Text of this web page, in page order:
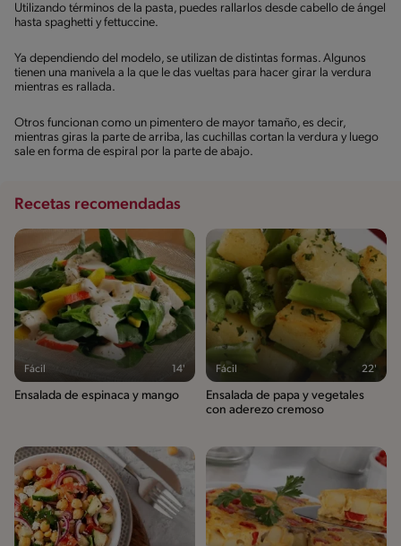
Utilizando términos de la pasta, puedes rallarlos desde cabello de ángel
hasta spaghetti y fettuccine.
Ya dependiendo del modelo, se utilizan de distintas formas. Algunos
tienen una manivela a la que le das vueltas para hacer girar la verdura
mientras es rallada.
Otros funcionan como un pimentero de mayor tamaño, es decir,
mientras giras la parte de arriba, las cuchillas cortan la verdura y luego
sale en forma de espiral por la parte de abajo.
Recetas recomendadas
Fácil 14'
Ensalada de espinaca y mango
Fácil 22'
Ensalada de papa y vegetales
con aderezo cremoso